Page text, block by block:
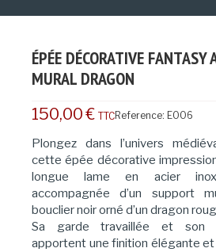
ÉPÉE DÉCORATIVE FANTASY
MURAL DRAGON
150,00 € TTCReference: E006
Plongez dans l’univers
cette épée décorative
longue lame en acier
accompagnée d’un support
bouclier noir orné d’un dragon
Sa garde travaillée et son
apportent une finition élégante